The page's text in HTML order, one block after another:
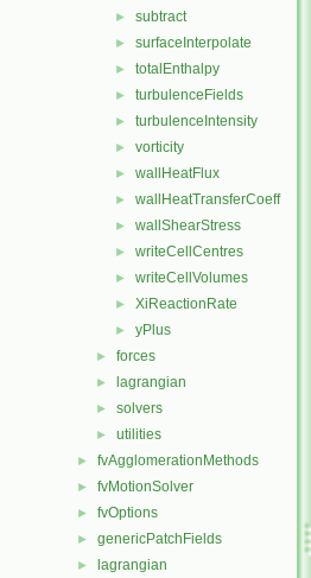
► subtract
► surfaceInterpolate
► totalEnthalpy
► turbulenceFields
► turbulenceIntensity
► vorticity
► wallHeatFlux
► wallHeatTransferCoeff
► wallShearStress
► writeCellCentres
► writeCellVolumes
► XiReactionRate
► yPlus
► forces
► lagrangian
► solvers
► utilities
► fvAgglomerationMethods
► fvMotionSolver
► fvOptions
► genericPatchFields
► lagrangian